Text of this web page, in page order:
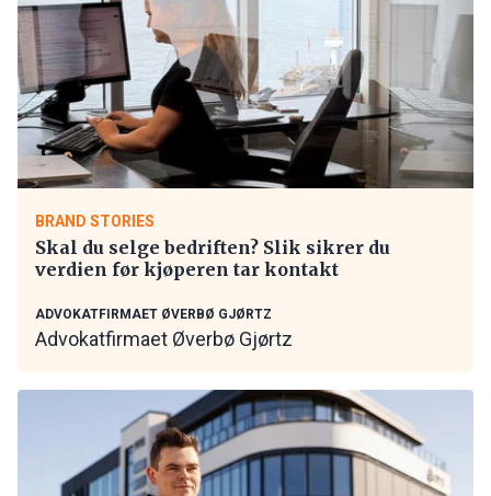
BRAND STORIES
Skal du selge bedriften? Slik sikrer du
verdien før kjøperen tar kontakt
ADVOKATFIRMAET ØVERBØ GJØRTZ
Advokatfirmaet Øverbø Gjørtz